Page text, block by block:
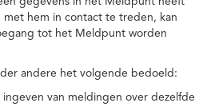
hem in contact te treden, kan
tot het Meldpunt worden
andere het volgende bedoeld:
ingeven van meldingen over dezelfde